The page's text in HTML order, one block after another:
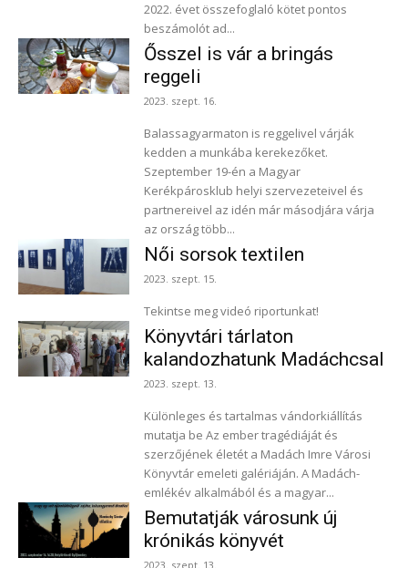
2022. évet összefoglaló kötet pontos
beszámolót ad...
Ősszel is vár a bringás
reggeli
2023. szept. 16.
Balassagyarmaton is reggelivel várják
kedden a munkába kerekezőket.
Szeptember 19-én a Magyar
Kerékpárosklub helyi szervezeteivel és
partnereivel az idén már másodjára várja
az ország több...
Női sorsok textilen
2023. szept. 15.
Tekintse meg videó riportunkat!
Könyvtári tárlaton
kalandozhatunk Madáchcsal
2023. szept. 13.
Különleges és tartalmas vándorkiállítás
mutatja be Az ember tragédiáját és
szerzőjének életét a Madách Imre Városi
Könyvtár emeleti galériáján. A Madách-
emlékév alkalmából és a magyar...
Bemutatják városunk új
krónikás könyvét
2023. szept. 13.